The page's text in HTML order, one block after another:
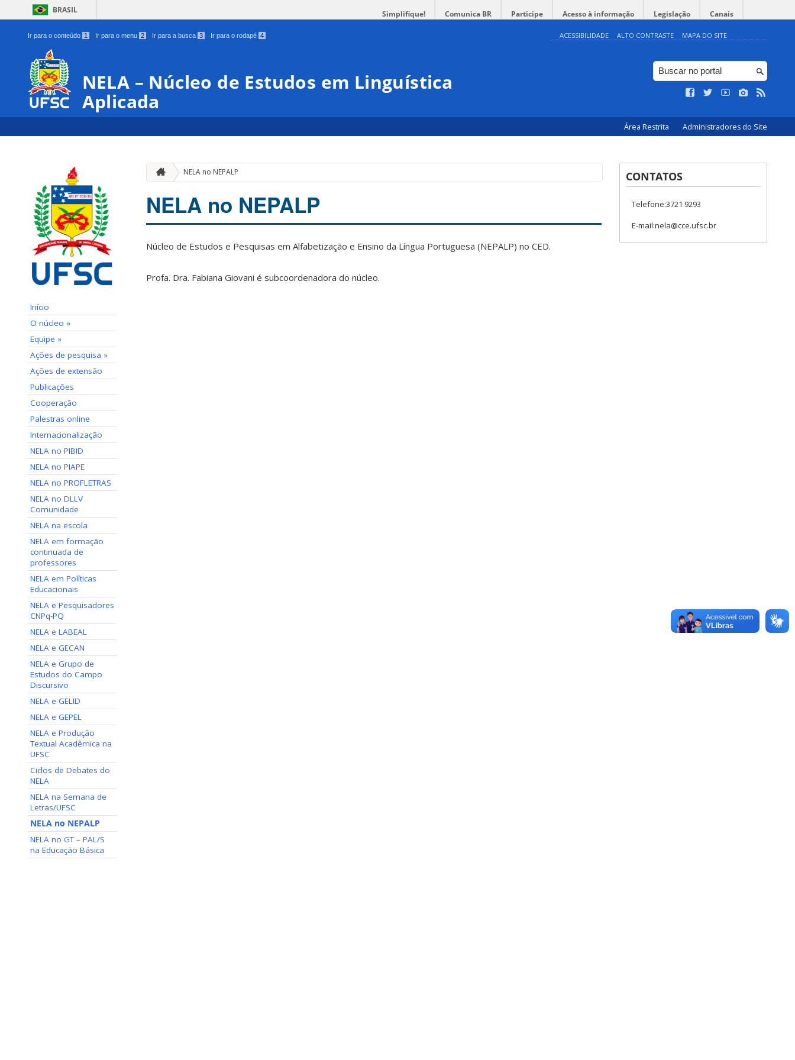
BRASIL Simplifique! Comunica BR Participe Acesso à informação Legislação Canais
Ir para o conteúdo 1 Ir para o menu 2 Ir para a busca 3 Ir para o rodapé 4 ACESSIBILIDADE ALTO CONTRASTE MAPA DO SITE
NELA – Núcleo de Estudos em Linguística
Aplicada
Área Restrita Administradores do Site
Início
O núcleo »
Equipe »
Ações de pesquisa »
Ações de extensão
Publicações
Cooperação
Palestras online
Internacionalização
NELA no PIBID
NELA no PIAPE
NELA no PROFLETRAS
NELA no DLLV
Comunidade
NELA na escola
NELA em formação
continuada de
professores
NELA em Políticas
Educacionais
NELA e Pesquisadores
CNPq-PQ
NELA e LABEAL
NELA e GECAN
NELA e Grupo de
Estudos do Campo
Discursivo
NELA e GELID
NELA e GEPEL
NELA e Produção
Textual Acadêmica na
UFSC
Ciclos de Debates do
NELA
NELA na Semana de
Letras/UFSC
NELA no NEPALP
NELA no GT – PAL/S
na Educação Básica
NELA no NEPALP
NELA no NEPALP
Núcleo de Estudos e Pesquisas em Alfabetização e Ensino da Língua Portuguesa (NEPALP) no CED.
Profa. Dra. Fabiana Giovani é subcoordenadora do núcleo.
CONTATOS
Telefone:3721 9293
E-mail:nela@cce.ufsc.br